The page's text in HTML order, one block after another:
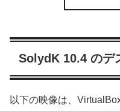
SolydK 10.4 のデ
以下の映像は、